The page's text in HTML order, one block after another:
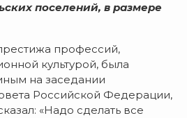
поселений, в размере
профессий,
культурой, была
на заседании
Российской Федерации,
«Надо сделать все